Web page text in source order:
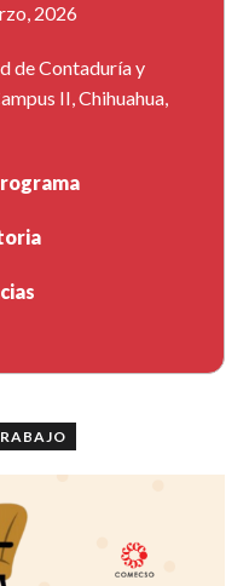
2026
de Contaduría y
II, Chihuahua,